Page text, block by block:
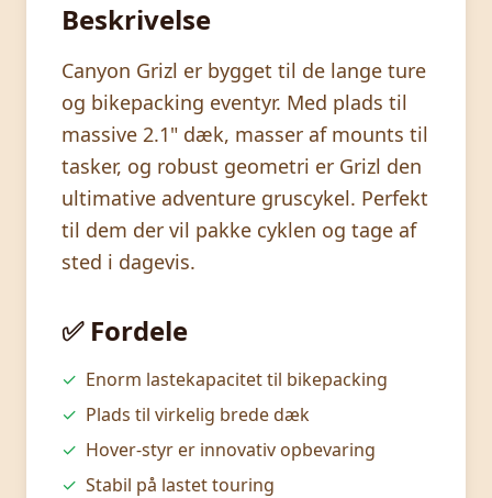
Beskrivelse
Canyon Grizl er bygget til de lange ture
og bikepacking eventyr. Med plads til
massive 2.1" dæk, masser af mounts til
tasker, og robust geometri er Grizl den
ultimative adventure gruscykel. Perfekt
til dem der vil pakke cyklen og tage af
sted i dagevis.
✅ Fordele
✓ Enorm lastekapacitet til bikepacking
✓ Plads til virkelig brede dæk
✓ Hover-styr er innovativ opbevaring
✓ Stabil på lastet touring